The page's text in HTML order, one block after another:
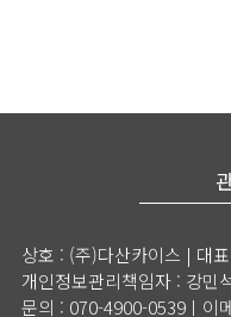
상호 : (주)다산카이스 | 대
개인정보관리책임자 : 강민
문의 : 070-4900-0539ㅣ이